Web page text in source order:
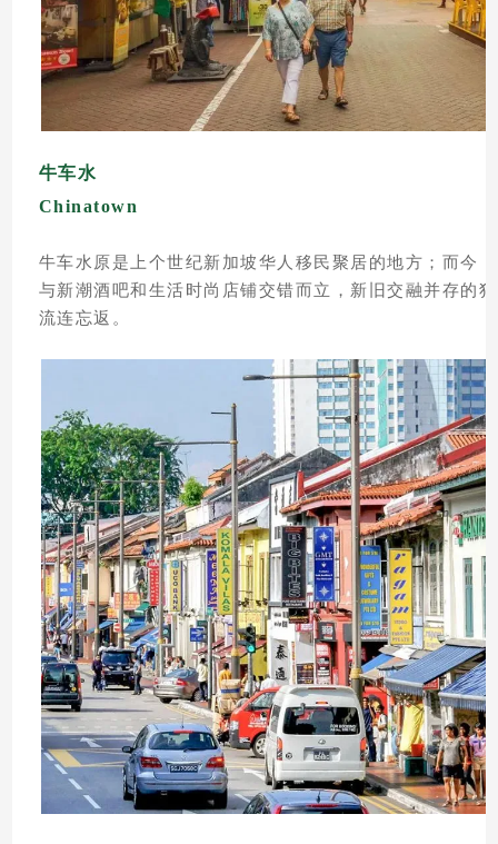
牛车水
Chinatown
牛车水原是上个世纪新加坡华人移民聚居的地方；而今
与新潮酒吧和生活时尚店铺交错而立，新旧交融并存的
流连忘返。